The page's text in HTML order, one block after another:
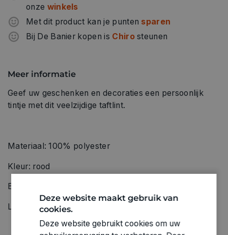
onze winkels
Met dit product kan je punten sparen
Bij De Banier kopen is Chirosteunen
Meer informatie
Geef uw geschenken en decoraties een persoonlijk
tintje met dit veelzijdige taftlint.
Materiaal: 100% polyester
Kleur: rood
Breedte: 16 mm
Lengte: 3 m
Deze website maakt gebruik van
cookies.
Deze website gebruikt cookies om uw